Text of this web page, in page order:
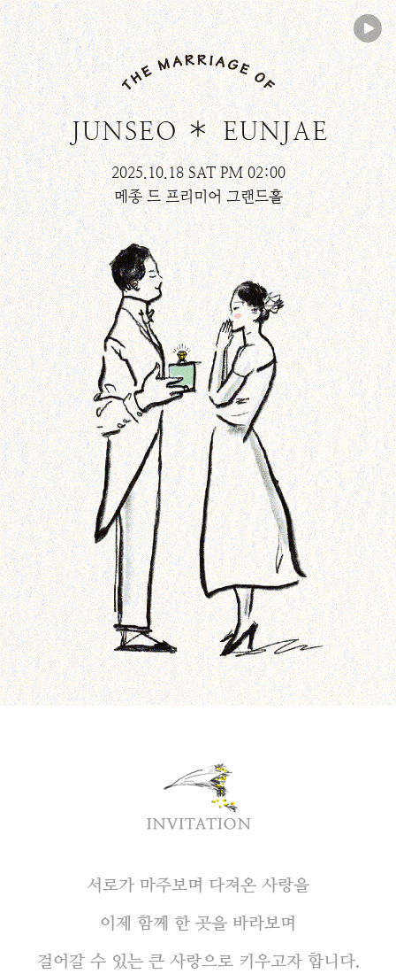
JUNSEO EUNJAE
2025.10.18 SAT PM 02:00
메종 드 프리미어 그랜드홀
서로가 마주보며 다져온 사랑을
이제 함께 한 곳을 바라보며
걸어갈 수 있는 큰 사랑으로 키우고자 합니다.